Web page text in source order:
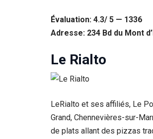
Évaluation: 4.3/ 5 — 1336
Adresse: 234 Bd du Mont
Le Rialto
LeRialto et ses affiliés, Le
Grand, Chennevières-sur-
de plats allant des pizzas